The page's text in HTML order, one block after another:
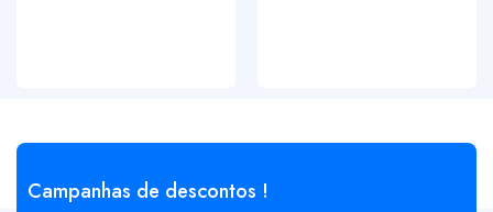
Campanhas de descontos !